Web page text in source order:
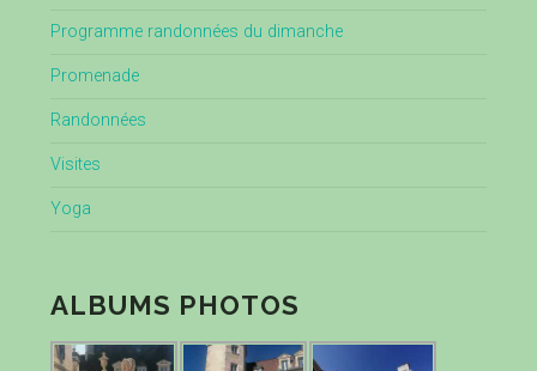
Programme randonnées du dimanche
Promenade
Randonnées
Visites
Yoga
ALBUMS PHOTOS